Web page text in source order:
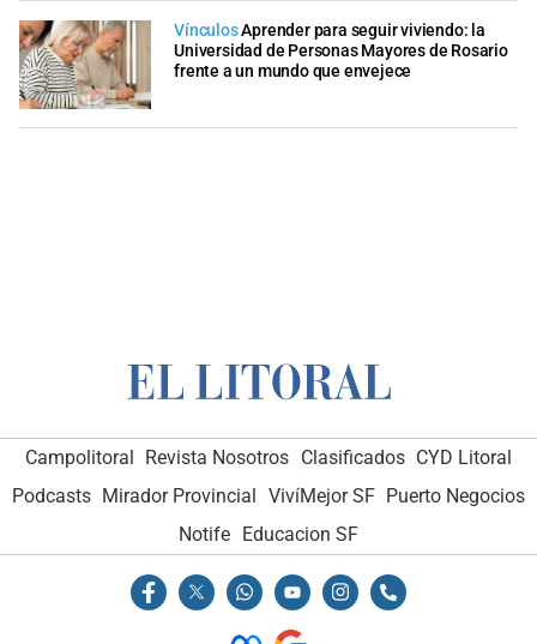
VínculosAprender para seguir viviendo: la
Universidad de Personas Mayores de Rosario
frente a un mundo que envejece
Campolitoral Revista Nosotros Clasificados CYD Litoral
Podcasts Mirador Provincial VivíMejor SF Puerto Negocios
Notife Educacion SF